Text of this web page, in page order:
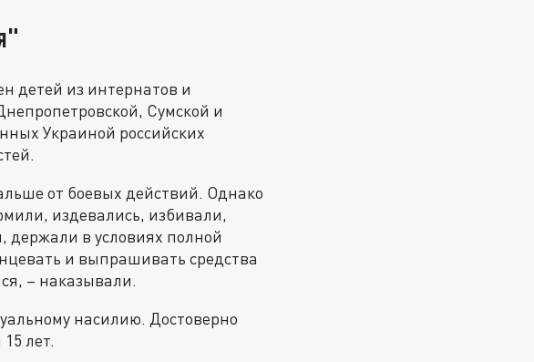
детей из интернатов и
Сумской и
Украиной российских
от боевых действий. Однако
издевались, избивали,
в условиях полной
и выпрашивать средства
– наказывали.
насилию. Достоверно
лет.